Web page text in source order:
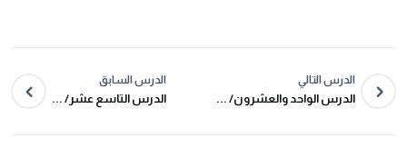
الدرس التالي
الدرس الواحد والعشرون/ ...
الدرس السابق
الدرس التاسع عشر/ ...